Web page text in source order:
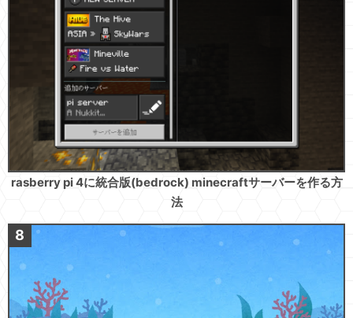
rasberry pi 4に統合版(bedrock) minecraftサーバーを作る方
法